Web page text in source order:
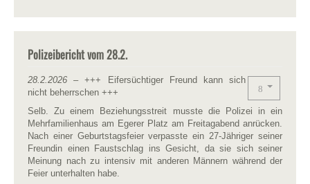
Polizeibericht vom 28.2.
28.2.2026 – +++ Eifersüchtiger Freund kann sich
nicht beherrschen +++
Selb. Zu einem Beziehungsstreit musste die Polizei in ein
Mehrfamilienhaus am Egerer Platz am Freitagabend anrücken.
Nach einer Geburtstagsfeier verpasste ein 27-Jähriger seiner
Freundin einen Faustschlag ins Gesicht, da sie sich seiner
Meinung nach zu intensiv mit anderen Männern während der
Feier unterhalten habe.